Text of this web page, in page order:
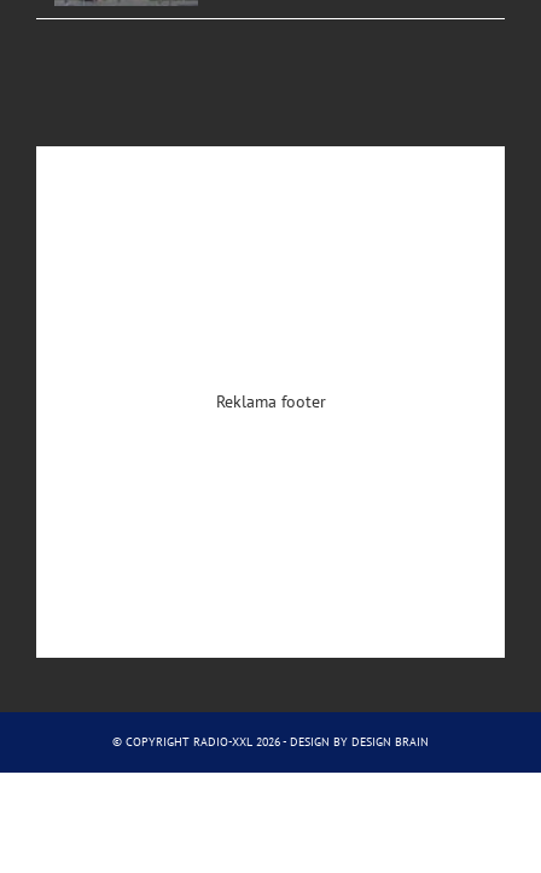
Reklama footer
© COPYRIGHT RADIO-XXL 2026 - DESIGN BY DESIGN BRAIN